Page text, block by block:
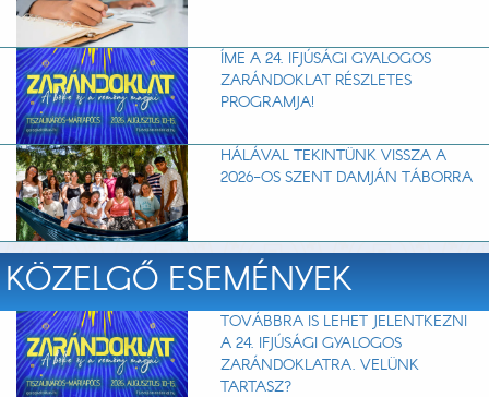
ÍME A 24. IFJÚSÁGI GYALOGOS
ZARÁNDOKLAT RÉSZLETES
PROGRAMJA!
HÁLÁVAL TEKINTÜNK VISSZA A
2026-OS SZENT DAMJÁN TÁBORRA
KÖZELGŐ ESEMÉNYEK
TOVÁBBRA IS LEHET JELENTKEZNI
A 24. IFJÚSÁGI GYALOGOS
ZARÁNDOKLATRA. VELÜNK
TARTASZ?